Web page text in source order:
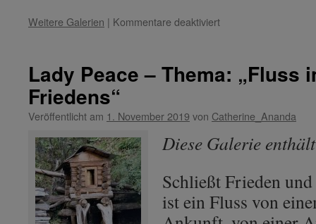
Weitere Galerien | Kommentare deaktiviertfür
Thema:
im
Licht“
Lady Peace – Thema: „Fluss
Friedens“
Veröffentlicht am 1. November 2019 von Catherine_Ananda
Diese Galerie
Schließt Frieden
ist ein Fluss von